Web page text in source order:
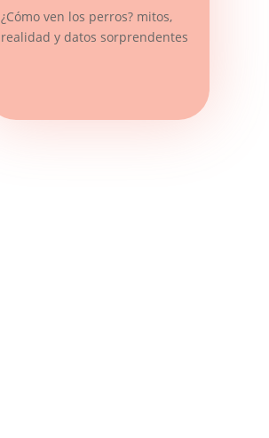
¿Cómo ven los perros? mitos,
realidad y datos sorprendentes